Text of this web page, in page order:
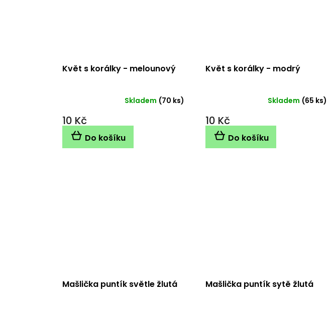
Květ s korálky - melounový
Skladem (70 ks)
10 Kč
Do košíku
Květ s korálky - modrý
Skladem (65 ks)
10 Kč
Do košíku
Mašlička puntík světle žlutá Mašlička puntík sytě žlutá